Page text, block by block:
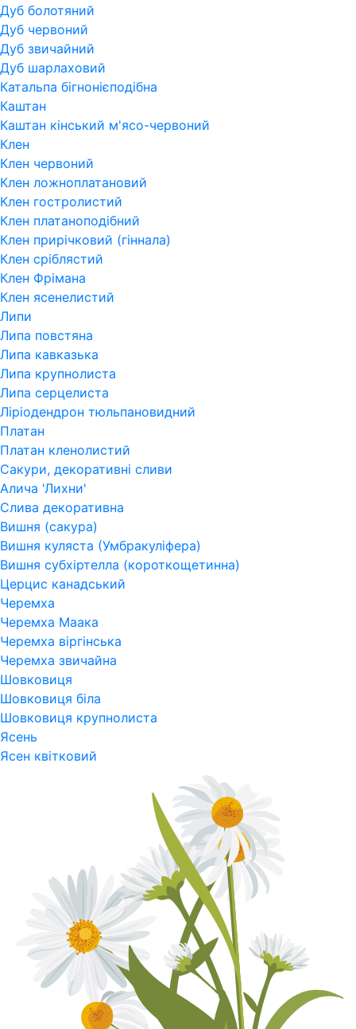
Дуб болотяний
Дуб червоний
Дуб звичайний
Дуб шарлаховий
Катальпа бігнонієподібна
Каштан
Каштан кінський м'ясо-червоний
Клен
Клен червоний
Клен ложноплатановий
Клен гостролистий
Клен платаноподібний
Клен прирічковий (гіннала)
Клен сріблястий
Клен Фрімана
Клен ясенелистий
Липи
Липа повстяна
Липа кавказька
Липа крупнолиста
Липа серцелиста
Ліріодендрон тюльпановидний
Платан
Платан кленолистий
Сакури, декоративні сливи
Алича 'Лихни'
Слива декоративна
Вишня (сакура)
Вишня куляста (Умбракуліфера)
Вишня субхіртелла (короткощетинна)
Церцис канадський
Черемха
Черемха Маака
Черемха віргінська
Черемха звичайна
Шовковиця
Шовковиця біла
Шовковиця крупнолиста
Ясень
Ясен квітковий